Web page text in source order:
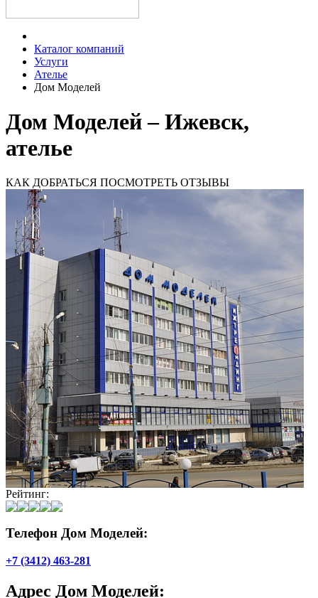
Каталог компаний
Услуги
Ателье
Дом Моделей
Дом Моделей – Ижевск,
ателье
КАК ДОБРАТЬСЯ ПОСМОТРЕТЬ ОТЗЫВЫ
Рейтинг:
Телефон Дом Моделей:
+7 (3412) 463-281
Адрес Дом Моделей: